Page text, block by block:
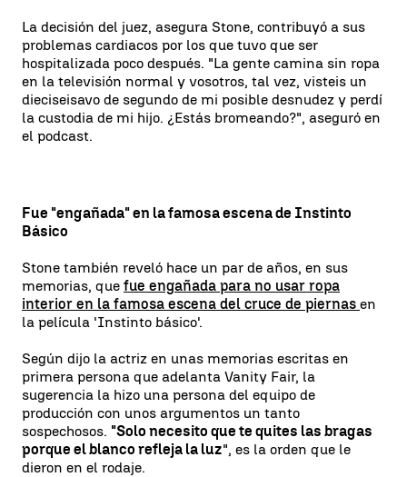
La decisión del juez, asegura Stone, contribuyó a sus
problemas cardiacos por los que tuvo que ser
hospitalizada poco después. "La gente camina sin ropa
en la televisión normal y vosotros, tal vez, visteis un
dieciseisavo de segundo de mi posible desnudez y perdí
la custodia de mi hijo. ¿Estás bromeando?", aseguró en
el podcast.
Fue "engañada" en la famosa escena de Instinto
Básico
Stone también reveló hace un par de años, en sus
memorias, que fue engañada para no usar ropa
interior en la famosa escena del cruce de piernas en
la película 'Instinto básico'.
Según dijo la actriz en unas memorias escritas en
primera persona que adelanta Vanity Fair, la
sugerencia la hizo una persona del equipo de
producción con unos argumentos un tanto
sospechosos. "Solo necesito que te quites las bragas
porque el blanco refleja la luz", es la orden que le
dieron en el rodaje.